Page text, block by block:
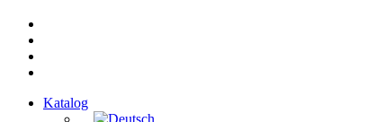
Katalog